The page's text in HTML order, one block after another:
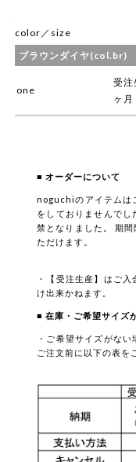
color／size
ブラウンダイヤ(col.br)
one
受注
ヶ月
■ オーダーについて
noguchiのアイテムは
をしておりませんで
禁となりました。 期
ただけます。
・【受注生産】はご
け出来かねます。
■ 在庫・ご希望サイズ
・ご希望サイズがない
ご注文前に以下の表を